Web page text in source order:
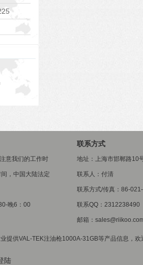
意我们的工作时
，中国大陆法定
晚6：00
联系方式
地址：上海市邯郸路10
联系人：付清
联系方式/传真：86-
联系QQ：2312238490
邮箱：
提供VAL-TEK注油枪1000A-31GB等产品信息，
陆